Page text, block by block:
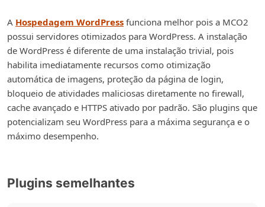
A Hospedagem WordPress funciona melhor pois a MCO2
possui servidores otimizados para WordPress. A instalação
de WordPress é diferente de uma instalação trivial, pois
habilita imediatamente recursos como otimização
automática de imagens, proteção da página de login,
bloqueio de atividades maliciosas diretamente no firewall,
cache avançado e HTTPS ativado por padrão. São plugins que
potencializam seu WordPress para a máxima segurança e o
máximo desempenho.
Plugins semelhantes